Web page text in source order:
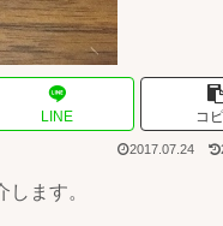
LINE コ
2017.07.24
ます。